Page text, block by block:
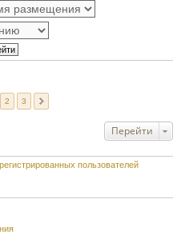
2 3
Перейти
пользователей